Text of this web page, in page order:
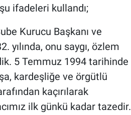
ifadeleri kullandı;
Kurucu Başkanı ve
yılında, onu saygı, özlem
5 Temmuz 1994 tarihinde
kardeşliğe ve örgütlü
kaçırılarak
ilk günkü kadar tazedir.